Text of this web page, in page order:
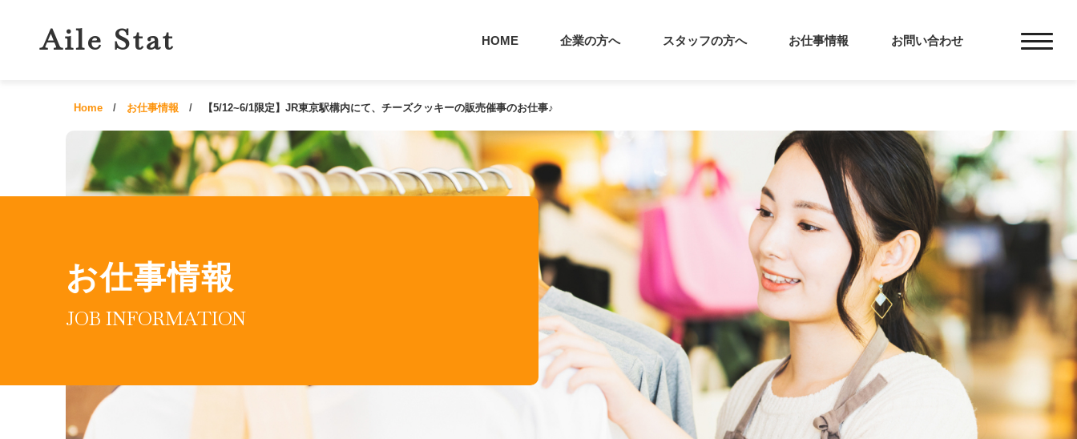
Aile Stat HOME 企業の方へ スタッフの方へ お仕事情報 お問い合わせ
Home お仕事情報 【5/12~6/1限定】JR東京駅構内にて、チーズクッキーの販売催事のお仕事♪
お仕事情報
JOB INFORMATION